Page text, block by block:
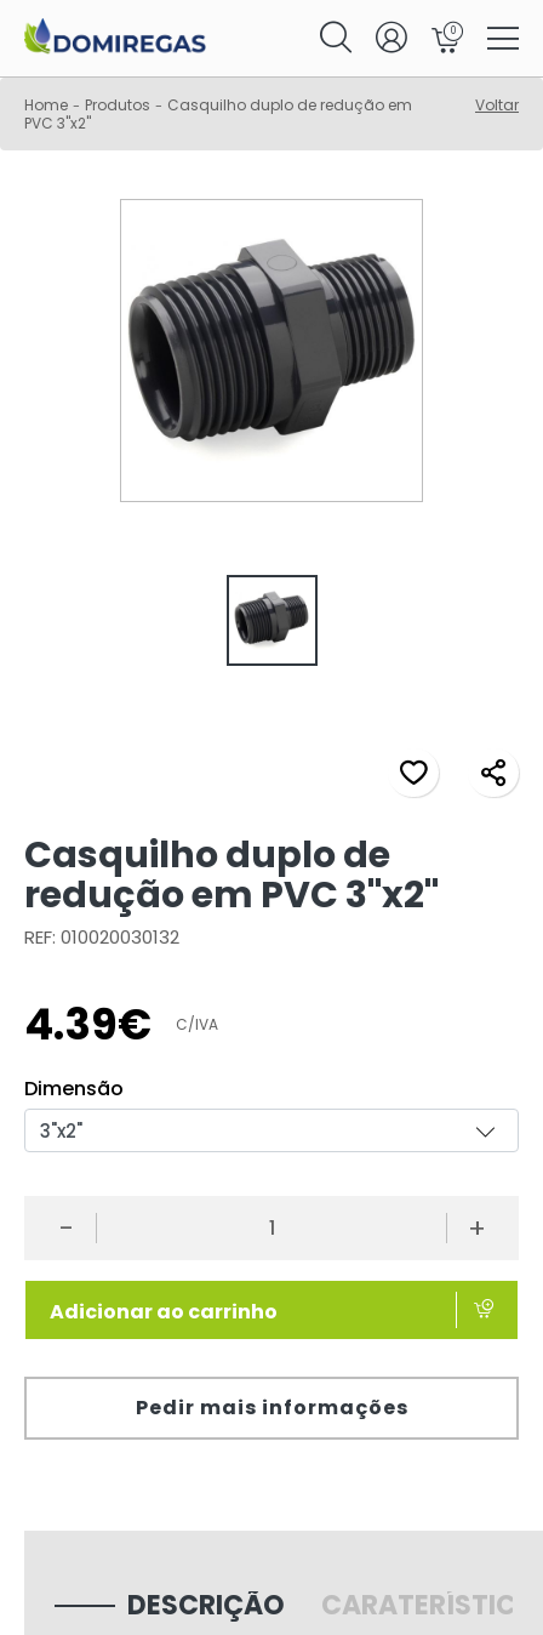
0
Home - Produtos - Casquilho duplo de redução em
PVC 3"x2"
Voltar
Casquilho duplo de
redução em PVC 3"x2"
REF: 010020030132
4.39€ C/IVA
Dimensão
- +
Adicionar ao carrinho
Pedir mais informações
DESCRIÇÃO